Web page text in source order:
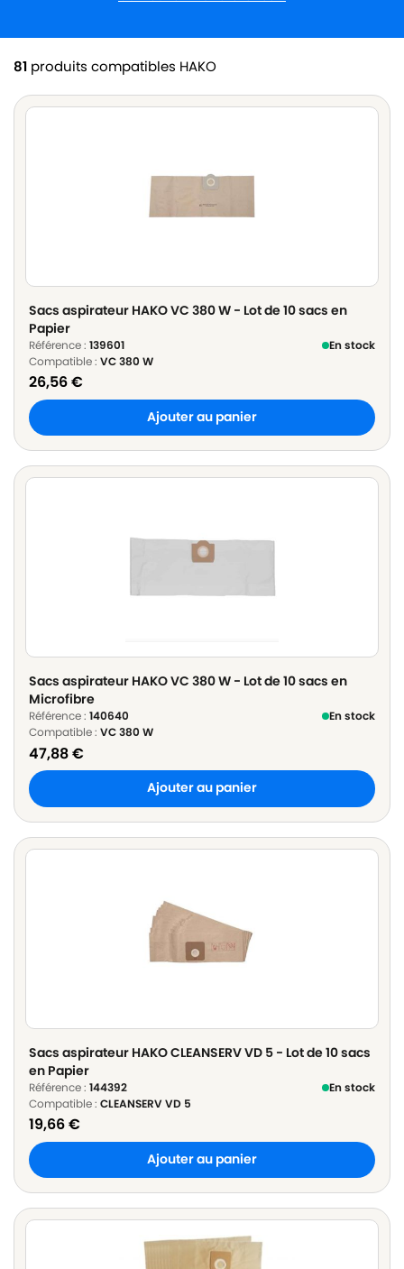
81 produits compatibles HAKO
Sacs aspirateur HAKO VC 380 W - Lot de 10 sacs en
Papier
Référence : 139601
En stock
Compatible : VC 380 W
26,56€
Ajouter au panier
Sacs aspirateur HAKO VC 380 W - Lot de 10 sacs en
Microfibre
Référence : 140640
En stock
Compatible : VC 380 W
47,88€
Ajouter au panier
Sacs aspirateur HAKO CLEANSERV VD 5 - Lot de 10 sacs
en Papier
Référence : 144392
En stock
Compatible : CLEANSERV VD 5
19,66€
Ajouter au panier